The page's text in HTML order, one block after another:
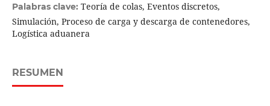
Palabras clave: Teoría de colas, Eventos discretos,
Simulación, Proceso de carga y descarga de contenedores,
Logística aduanera
RESUMEN